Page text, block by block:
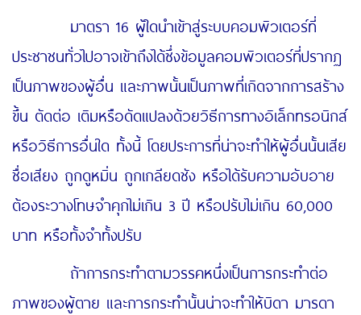
มาตรา 16 ผู้ใดนำเข้าสู่ระบบคอมพิวเตอร์ที่
ประชาชนทั่วไปอาจเข้าถึงได้ซึ่งข้อมูลคอมพิวเตอร์ที่ปรากฏ
เป็นภาพของผู้อื่น และภาพนั้นเป็นภาพที่เกิดจากการสร้าง
ขึ้น ตัดต่อ เติมหรือดัดแปลงด้วยวิธีการทางอิเล็กทรอนิกส์
หรือวิธีการอื่นใด ทั้งนี้ โดยประการที่น่าจะทำให้ผู้อื่นนั้นเสีย
ชื่อเสียง ถูกดูหมิ่น ถูกเกลียดชัง หรือได้รับความอับอาย
ต้องระวางโทษจำคุกไม่เกิน 3 ปี หรือปรับไม่เกิน 60,000
บาท หรือทั้งจำทั้งปรับ
ถ้าการกระทำตามวรรคหนึ่งเป็นการกระทำต่อ
ภาพของผู้ตาย และการกระทำนั้นน่าจะทําให้บิดา มารดา